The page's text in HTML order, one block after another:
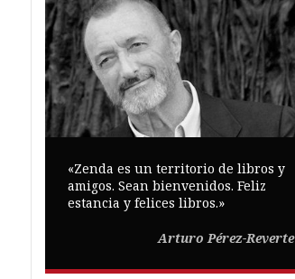
«Zenda es un territorio de libros y
amigos. Sean bienvenidos. Feliz
estancia y felices libros.»
Arturo Pérez-Reverte